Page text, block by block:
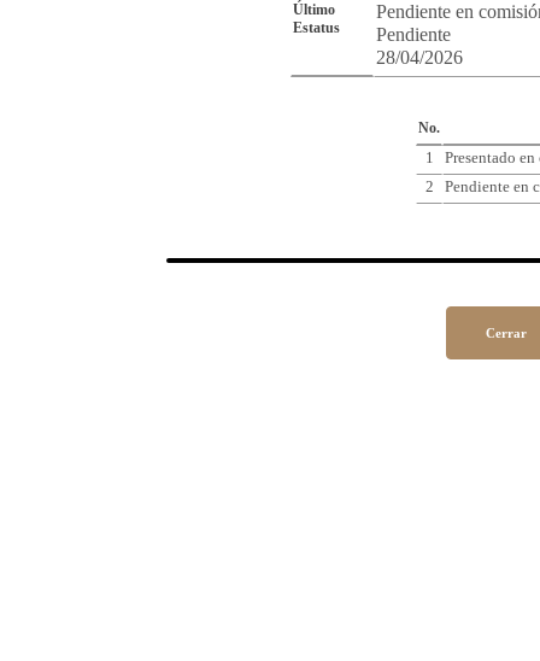
Último
Estatus
Pendiente en
Pendiente
28/04/2026
No.
1
Presentado
2
Pendiente en
Cerrar